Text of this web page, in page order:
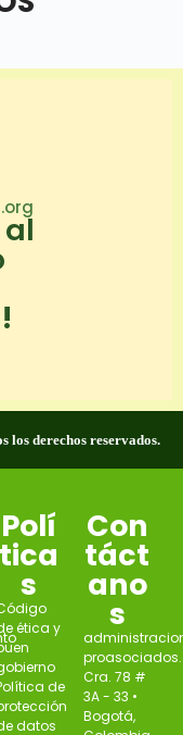
los derechos reservados.
Polí
tica
s
ética y
de
datos
Con
táct
ano
s
Cra. 78 #
3A - 33 •
Bogotá,